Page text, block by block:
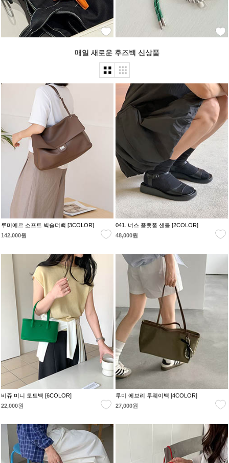
매일 새로운 후즈백 신상품
루미에르 소프트 빅숄더백 [3COLOR]
142,000원
041. 너스 플랫폼 샌들 [2COLOR]
48,000원
비쥬 미니 토트백 [6COLOR]
22,000원
루미 에브리 투웨이백 [4COLOR]
27,000원